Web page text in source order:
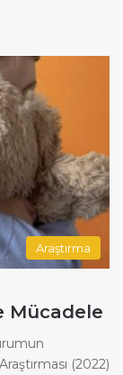
Araştırma
Mücadele
(2022)